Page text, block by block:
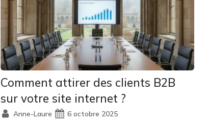
Comment attirer des clients B2B
sur votre site internet ?
Anne-Laure 6 octobre 2025